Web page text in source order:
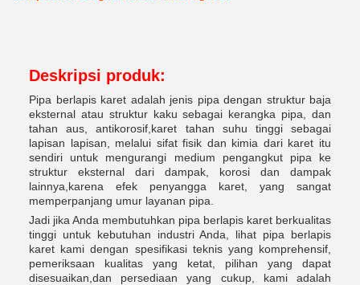
Deskripsi produk:
Pipa berlapis karet adalah jenis pipa dengan struktur baja
eksternal atau struktur kaku sebagai kerangka pipa, dan
tahan aus, antikorosif,karet tahan suhu tinggi sebagai
lapisan lapisan, melalui sifat fisik dan kimia dari karet itu
sendiri untuk mengurangi medium pengangkut pipa ke
struktur eksternal dari dampak, korosi dan dampak
lainnya,karena efek penyangga karet, yang sangat
memperpanjang umur layanan pipa.
Jadi jika Anda membutuhkan pipa berlapis karet berkualitas
tinggi untuk kebutuhan industri Anda, lihat pipa berlapis
karet kami dengan spesifikasi teknis yang komprehensif,
pemeriksaan kualitas yang ketat, pilihan yang dapat
disesuaikan,dan persediaan yang cukup, kami adalah